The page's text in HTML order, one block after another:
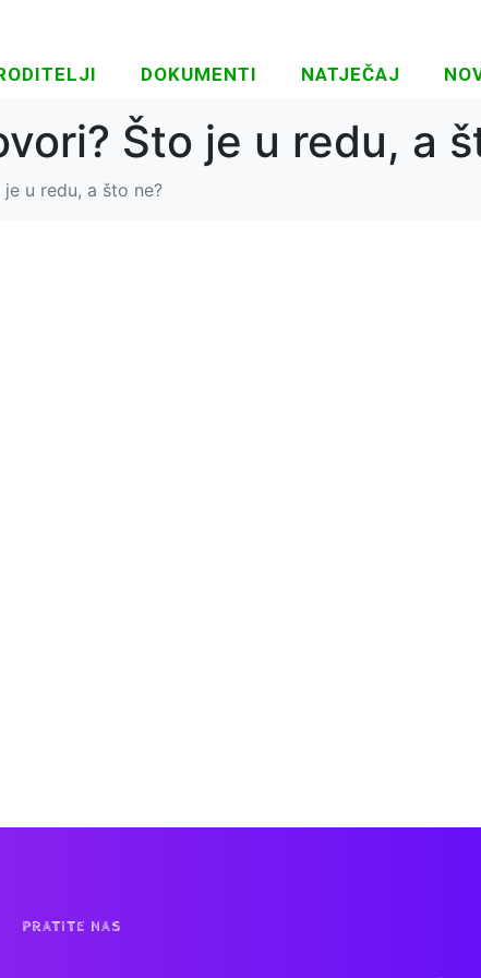
DOKUMENTI NATJEČAJ
Što je u redu, a
u redu, a što ne?
PRATITE NAS